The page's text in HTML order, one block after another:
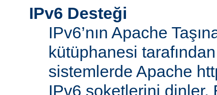
IPv6 Desteği
IPv6’nın Apache
kütüphanesi
sistemlerde Apache
IPv6 soketlerini dinler.